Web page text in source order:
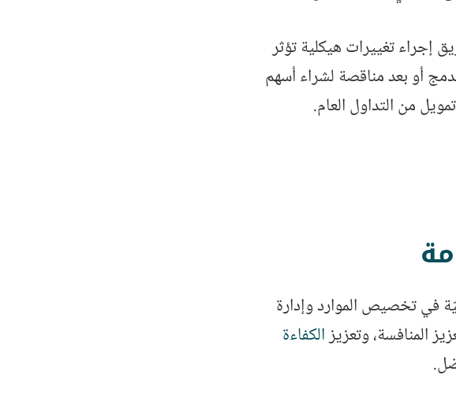
إجراء تغييرات هيكلية تؤثر
أو بعد مناقصة لشراء أسهم
من التداول العام.
في تخصيص الموارد وإدارة
المنافسة، وتعزيزالكفاءة